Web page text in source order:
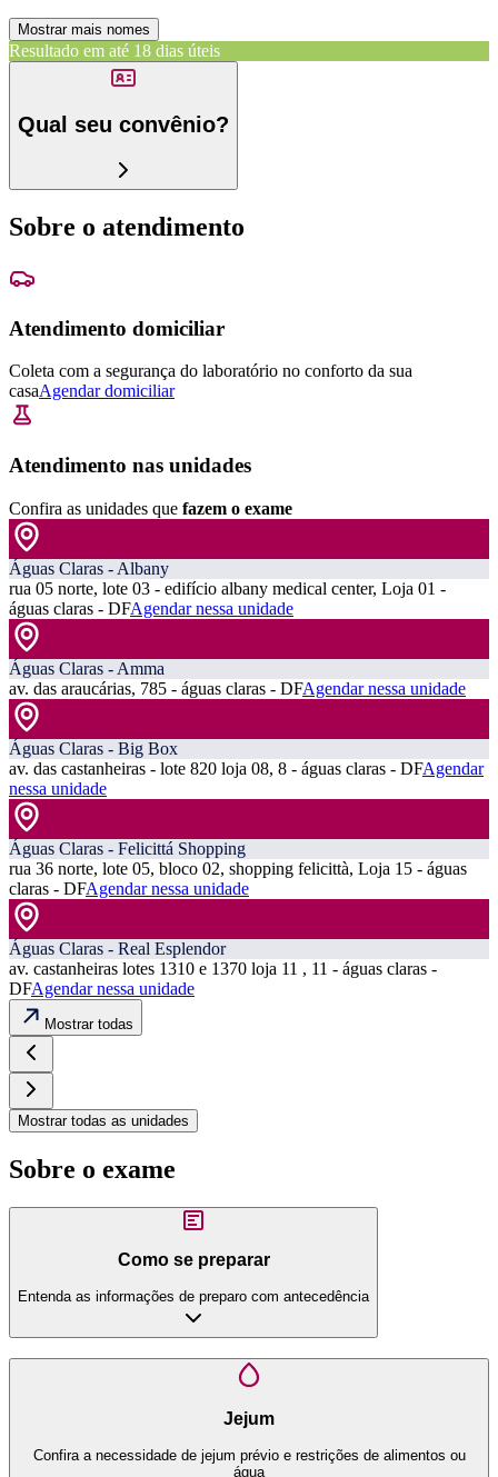
Mostrar mais nomes
Resultado em até 18 dias úteis
Qual seu convênio?
Sobre o atendimento
Atendimento domiciliar
Coleta com a segurança do laboratório no conforto da sua
casaAgendar domiciliar
Atendimento nas unidades
Confira as unidades que fazem o exame
Águas Claras - Albany
rua 05 norte, lote 03 - edifício albany medical center, Loja 01 -
águas claras - DFAgendar nessa unidade
Águas Claras - Amma
av. das araucárias, 785 - águas claras - DFAgendar nessa unidade
Águas Claras - Big Box
av. das castanheiras - lote 820 loja 08, 8 - águas claras - DFAgendar
nessa unidade
Águas Claras - Felicittá Shopping
rua 36 norte, lote 05, bloco 02, shopping felicittà, Loja 15 - águas
claras - DFAgendar nessa unidade
Águas Claras - Real Esplendor
av. castanheiras lotes 1310 e 1370 loja 11 , 11 - águas claras -
DFAgendar nessa unidade
Mostrar todas
Mostrar todas as unidades
Sobre o exame
Como se preparar
Entenda as informações de preparo com antecedência
Jejum
Confira a necessidade de jejum prévio e restrições de alimentos ou
água